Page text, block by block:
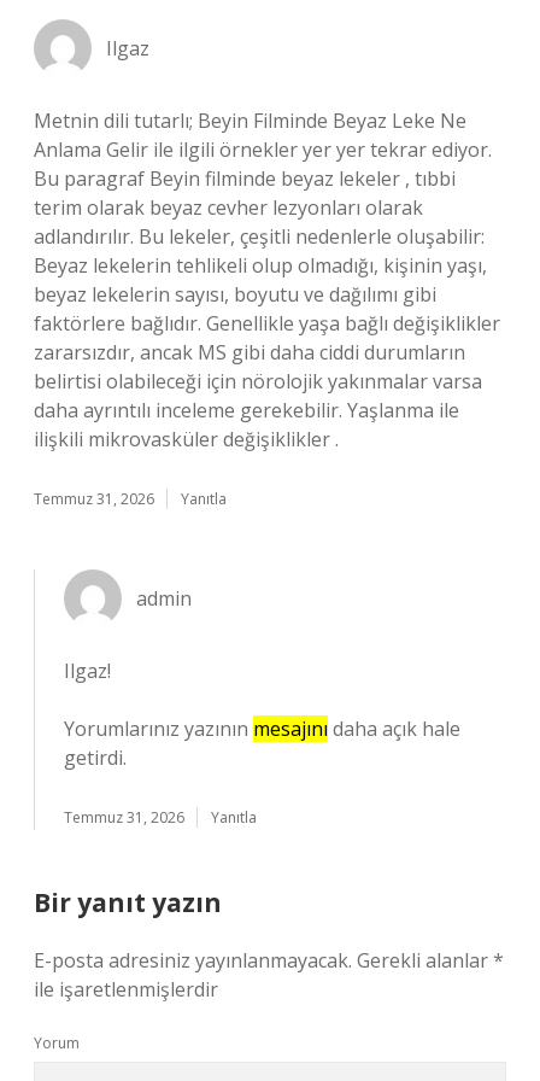
Ilgaz
Metnin dili tutarlı; Beyin Filminde Beyaz Leke Ne
Anlama Gelir ile ilgili örnekler yer yer tekrar ediyor.
Bu paragraf Beyin filminde beyaz lekeler , tıbbi
terim olarak beyaz cevher lezyonları olarak
adlandırılır. Bu lekeler, çeşitli nedenlerle oluşabilir:
Beyaz lekelerin tehlikeli olup olmadığı, kişinin yaşı,
beyaz lekelerin sayısı, boyutu ve dağılımı gibi
faktörlere bağlıdır. Genellikle yaşa bağlı değişiklikler
zararsızdır, ancak MS gibi daha ciddi durumların
belirtisi olabileceği için nörolojik yakınmalar varsa
daha ayrıntılı inceleme gerekebilir. Yaşlanma ile
ilişkili mikrovasküler değişiklikler .
Temmuz 31, 2026 Yanıtla
admin
Ilgaz!
Yorumlarınız yazının mesajını daha açık hale
getirdi.
Temmuz 31, 2026 Yanıtla
Bir yanıt yazın
E-posta adresiniz yayınlanmayacak. Gerekli alanlar*
ile işaretlenmişlerdir
Yorum